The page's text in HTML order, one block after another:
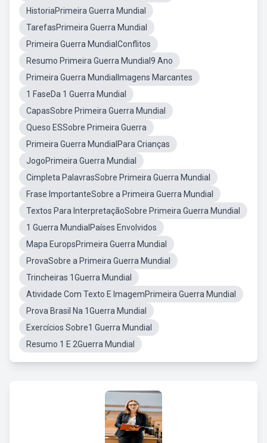
HistoriaPrimeira Guerra Mundial
TarefasPrimeira Guerra Mundial
Primeira Guerra MundialConflitos
Resumo Primeira Guerra Mundial9 Ano
Primeira Guerra MundialImagens Marcantes
1 FaseDa 1 Guerra Mundial
CapasSobre Primeira Guerra Mundial
Queso ESSobre Primeira Guerra
Primeira Guerra MundialPara Crianças
JogoPrimeira Guerra Mundial
Cimpleta PalavrasSobre Primeira Guerra Mundial
Frase ImportanteSobre a Primeira Guerra Mundial
Textos Para InterpretaçãoSobre Primeira Guerra Mundial
1 Guerra MundialPaíses Envolvidos
Mapa EuropsPrimeira Guerra Mundial
ProvaSobre a Primeira Guerra Mundial
Trincheiras 1Guerra Mundial
Atividade Com Texto E ImagemPrimeira Guerra Mundial
Prova Brasil Na 1Guerra Mundial
Exercícios Sobre1 Guerra Mundial
Resumo 1 E 2Guerra Mundial